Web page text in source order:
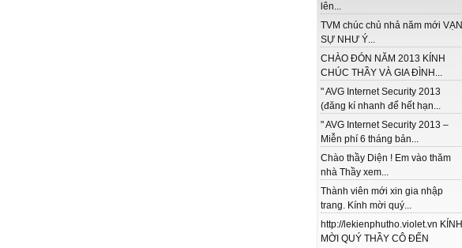
lên...
TVM chúc chủ nhả năm mới VẠN
SỰ NHƯ Ý...
CHÀO ĐÓN NĂM 2013 KÍNH
CHÚC THẦY VÀ GIA ĐÌNH...
" AVG Internet Security 2013
(đăng kí nhanh để hết hạn...
" AVG Internet Security 2013 –
Miễn phí 6 tháng bản...
Chào thầy Diện ! Em vào thăm
nhà Thầy xem...
Thành viên mới xin gia nhập
trang. Kính mời quý...
http://lekienphutho.violet.vn KÍNH
MỜI QUÝ THẦY CÔ ĐẾN